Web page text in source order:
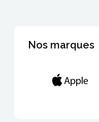
Nos marques